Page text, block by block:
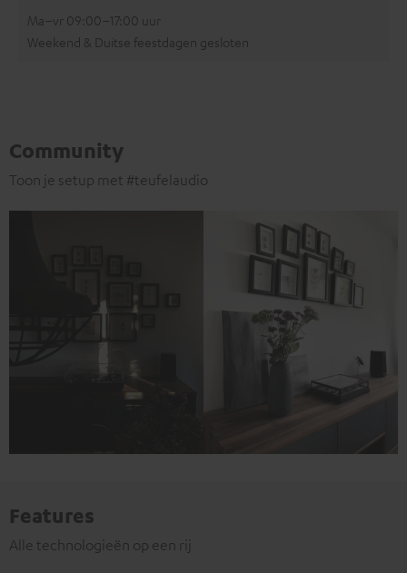
Ma–vr 09:00–17:00 uur
Weekend & Duitse feestdagen gesloten
Community
Toon je setup met #teufelaudio
Features
Alle technologieën op een rij